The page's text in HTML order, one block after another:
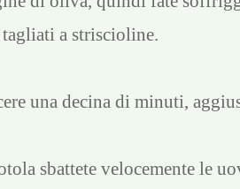
tagliati a striscioline.
una decina di minuti,
sbattete velocemente le